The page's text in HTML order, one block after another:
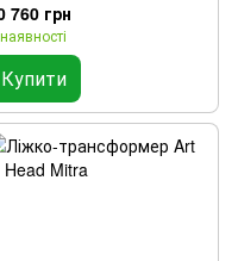
760 грн
Купити